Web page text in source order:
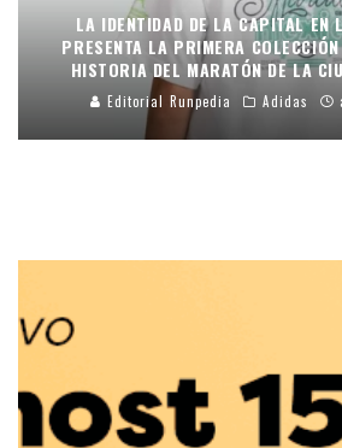
LA IDENTIDAD DE LA CAPITAL EN
PRESENTA LA PRIMERA
HISTORIA DEL MARATÓN DE LA
Editorial Runpedia Adidas